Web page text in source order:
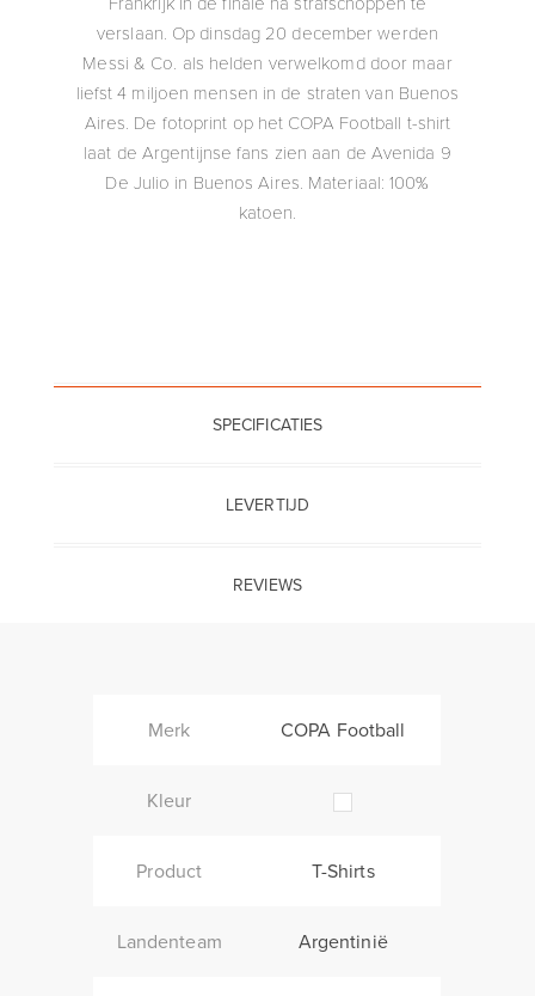
verslaan. Op dinsdag 20 december werden
Messi & Co. als helden verwelkomd door maar
liefst 4 miljoen mensen in de straten van Buenos
Aires. De fotoprint op het COPA Football t-shirt
laat de Argentijnse fans zien aan de Avenida 9
De Julio in Buenos Aires. Materiaal: 100%
katoen.
SPECIFICATIES
LEVERTIJD
REVIEWS
Merk COPA Football
Kleur
Product T-Shirts
Landenteam Argentinië